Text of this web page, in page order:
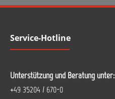
Service-Hotline
Unterstützung und Beratung unter:
+49 35204 / 670-0